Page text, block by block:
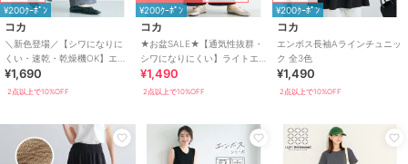
¥200ｸｰﾎﾟﾝ
コカ
＼新色登場／【シワになりに
くい・速乾・乾燥機OK】エン
ボスワイドパンツ 全6色
¥1,690
2点以上で10%OFF
¥200ｸｰﾎﾟﾝ
コカ
★お盆SALE★【通気性抜群・
シワになりにくい】ライトエ
ンボスタックワイドイージー
パンツ 全2色
¥1,490
2点以上で10%OFF
¥200ｸｰﾎﾟﾝ
コカ
エンボス長袖Aラインチュニッ
ク 全3色
¥1,490
2点以上で10%OFF